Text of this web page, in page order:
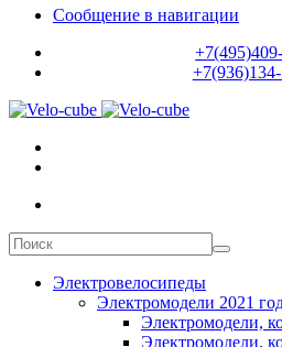
Сообщение в навигации
Электровелосипеды
Электромодели 2021
Электромодели,
Электромодели,